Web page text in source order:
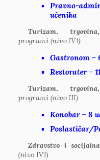
Pravno-
učenika
Turizam,
programi (nivo IV1)
Gastronom –
Restorater –
Turizam,
programi (nivo III)
Konobar – 8
Poslastičar/
Zdravstvo i
(nivo IV1)